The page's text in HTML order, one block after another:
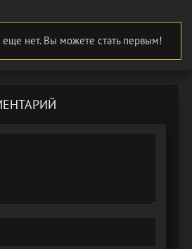
нет. Вы можете стать первым!